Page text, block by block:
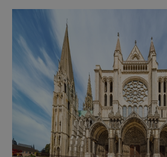
chtěli komplex dobýt. Za
jeho existence z